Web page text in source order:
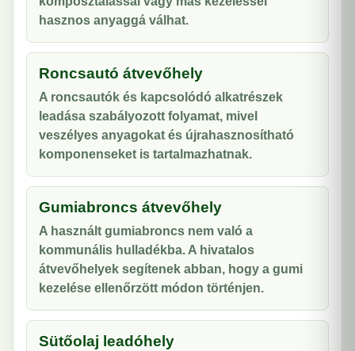
hasznos anyaggá válhat.
Roncsautó átvevőhely
A roncsautók és kapcsolódó alkatrészek
leadása szabályozott folyamat, mivel
veszélyes anyagokat és újrahasznosítható
komponenseket is tartalmazhatnak.
Gumiabroncs átvevőhely
A használt gumiabroncs nem való a
kommunális hulladékba. A hivatalos
átvevőhelyek segítenek abban, hogy a gumi
kezelése ellenőrzött módon történjen.
Sütőolaj leadóhely